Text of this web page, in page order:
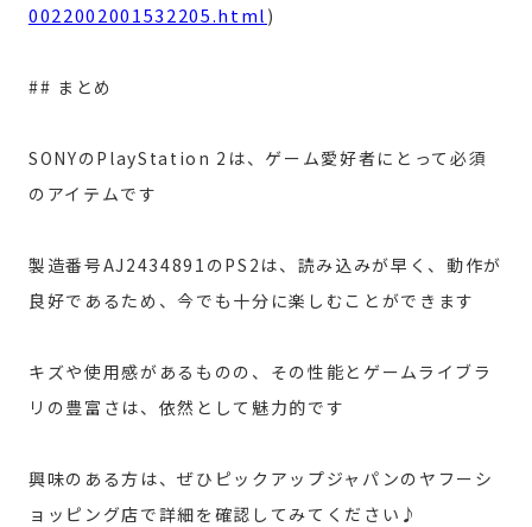
0022002001532205.html )
## まとめ
SONYのPlayStation 2は、ゲーム愛好者にとって必須
のアイテムです
製造番号AJ2434891のPS2は、読み込みが早く、動作が
良好であるため、今でも十分に楽しむことができます
キズや使用感があるものの、その性能とゲームライブラ
リの豊富さは、依然として魅力的です
興味のある方は、ぜひピックアップジャパンのヤフーシ
ョッピング店で詳細を確認してみてください♪